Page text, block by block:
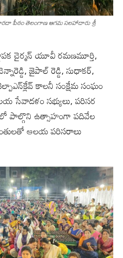
శారదా పీఠం తెలంగాణ ఆగమ సలహాదారు శ్రీ
చైర్మ‌న్ యూవీ ర‌మ‌ణ‌మూర్తి,
జైపాల్ రెడ్డి, సుధాకర్,
కాల‌నీ సంక్షేమ సంఘం
సేవాద‌ళం స‌భ్యులు, ప‌రిసర
పాల్గొని ఉత్సాహంగా ప‌దివేల‌
ఆలయ పరిసరాలు